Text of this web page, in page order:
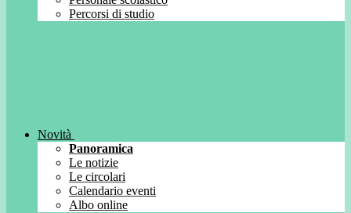
Percorsi di studio
Novità
Panoramica
Le notizie
Le circolari
Calendario eventi
Albo online